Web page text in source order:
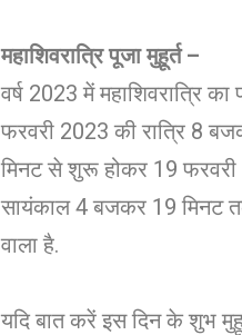
महाशिवरात्रि पूजा मुहूर्त –
वर्ष 2023 में महाशिवरात्रि का
फरवरी 2023 की रात्रि 8
मिनट से शुरू होकर 19
सायंकाल 4 बजकर 19 मिनट
वाला है.
यदि बात करें इस दिन के शुभ